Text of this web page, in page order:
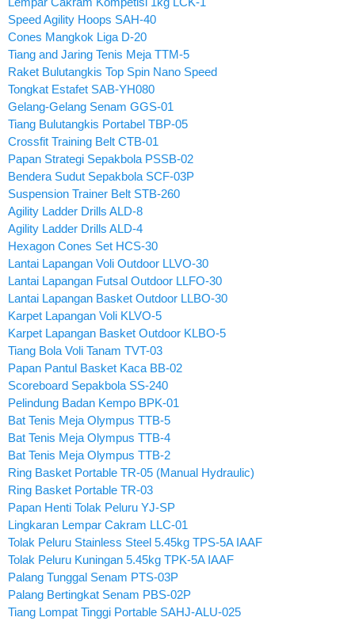
Speed Agility Hoops SAH-40
Cones Mangkok Liga D-20
Tiang and Jaring Tenis Meja TTM-5
Raket Bulutangkis Top Spin Nano Speed
Tongkat Estafet SAB-YH080
Gelang-Gelang Senam GGS-01
Tiang Bulutangkis Portabel TBP-05
Crossfit Training Belt CTB-01
Papan Strategi Sepakbola PSSB-02
Bendera Sudut Sepakbola SCF-03P
Suspension Trainer Belt STB-260
Agility Ladder Drills ALD-8
Agility Ladder Drills ALD-4
Hexagon Cones Set HCS-30
Lantai Lapangan Voli Outdoor LLVO-30
Lantai Lapangan Futsal Outdoor LLFO-30
Lantai Lapangan Basket Outdoor LLBO-30
Karpet Lapangan Voli KLVO-5
Karpet Lapangan Basket Outdoor KLBO-5
Tiang Bola Voli Tanam TVT-03
Papan Pantul Basket Kaca BB-02
Scoreboard Sepakbola SS-240
Pelindung Badan Kempo BPK-01
Bat Tenis Meja Olympus TTB-5
Bat Tenis Meja Olympus TTB-4
Bat Tenis Meja Olympus TTB-2
Ring Basket Portable TR-05 (Manual Hydraulic)
Ring Basket Portable TR-03
Papan Henti Tolak Peluru YJ-SP
Lingkaran Lempar Cakram LLC-01
Tolak Peluru Stainless Steel 5.45kg TPS-5A IAAF
Tolak Peluru Kuningan 5.45kg TPK-5A IAAF
Palang Tunggal Senam PTS-03P
Palang Bertingkat Senam PBS-02P
Tiang Lompat Tinggi Portable SAHJ-ALU-025